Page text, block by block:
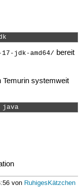
jdk-amd64/ bereit
systemweit
java
von RuhigesKätzchen